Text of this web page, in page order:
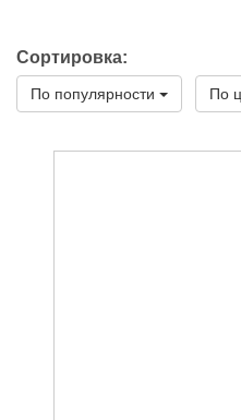
Сортировка:
По популярности По